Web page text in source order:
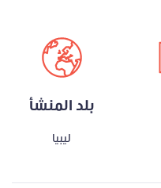
بلد المنشأ
ليبيا